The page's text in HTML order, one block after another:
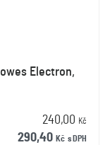
Electron,
240,00 Kč
290,40 Kč s DPH